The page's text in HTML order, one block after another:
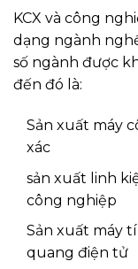
KCX và công
dạng ngành
số ngành được
đến đó là:
Sản xuất máy
xác
sản xuất linh
công nghiệp
Sản xuất máy
quang điện tử